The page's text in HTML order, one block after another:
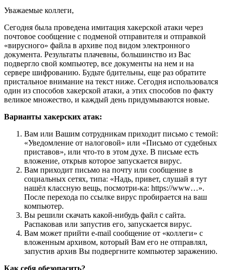
Уважаемые коллеги,
Сегодня была проведена имитация хакерской атаки через
почтовое сообщение с подменой отправителя и отправкой
«вирусного» файла в архиве под видом электронного
документа. Результаты плачевны, большинство из Вас
подвергло свой компьютер, все документы на нем и на
сервере шифрованию. Будьте бдительны, еще раз обратите
пристальное внимание на текст ниже. Сегодня использовался
один из способов хакерской атаки, а этих способов по факту
великое множество, и каждый день придумываются новые.
Варианты хакерских атак:
Вам или Вашим сотрудникам приходит письмо с темой:
«Уведомление от налоговой» или «Письмо от судебных
приставов», или что-то в этом духе. В письме есть
вложение, открыв которое запускается вирус.
Вам приходит письмо на почту или сообщение в
социальных сетях, типа: «Надь, привет, слушай я тут
нашёл классную вещь, посмотри-ка: https://www…».
После перехода по ссылке вирус пробирается на ваш
компьютер.
Вы решили скачать какой-нибудь файл с сайта.
Распаковав или запустив его, запускается вирус.
Вам может прийти e-mail сообщение от «коллеги» с
вложенным архивом, который Вам его не отправлял,
запустив архив Вы подвергните компьютер заражению.
Как себя обезопасить?